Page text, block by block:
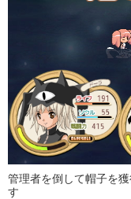
管理者を倒して帽子を
す